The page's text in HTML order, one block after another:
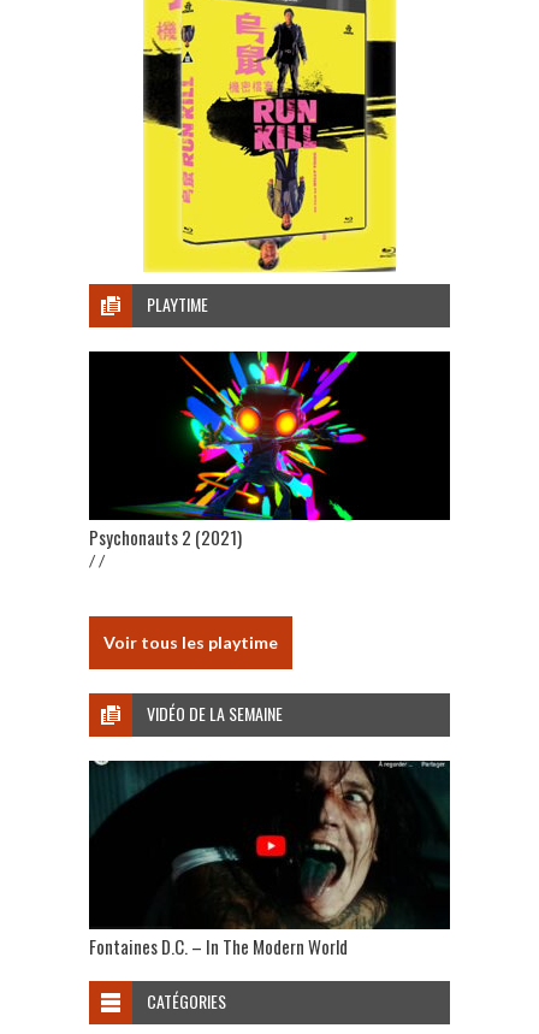
PLAYTIME
Psychonauts 2 (2021)
/ /
Voir tous les playtime
VIDÉO DE LA SEMAINE
Fontaines D.C. – In The Modern World
CATÉGORIES